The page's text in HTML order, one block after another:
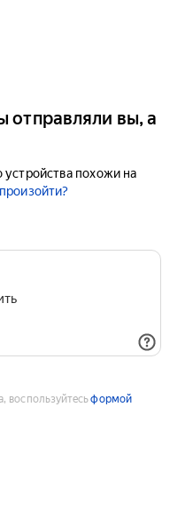
отправляли вы, а
похожи на
воспользуйтесьформой